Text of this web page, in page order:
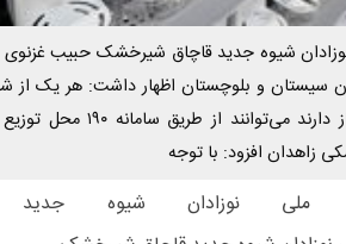
شیوه جدید قاچاق شیرخشک حبیب غزنوی
سیستان و بلوچستان اظهار داشت: هر یک از
شیر خشک را نیاز دارند
زاهدان افزود: با توجه
ملی نوزادان شیوه